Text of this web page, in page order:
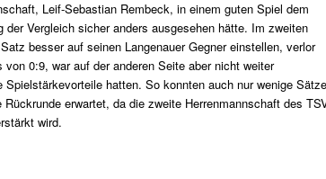
Leif-Sebastian Rembeck, in einem guten Spiel dem
Vergleich sicher anders ausgesehen hätte. Im zweiten
besser auf seinen Langenauer Gegner einstellen, verlor
0:9, war auf der anderen Seite aber nicht weiter
hatten. So konnten auch nur wenige Sätze
erwartet, da die zweite Herrenmannschaft des
wird.